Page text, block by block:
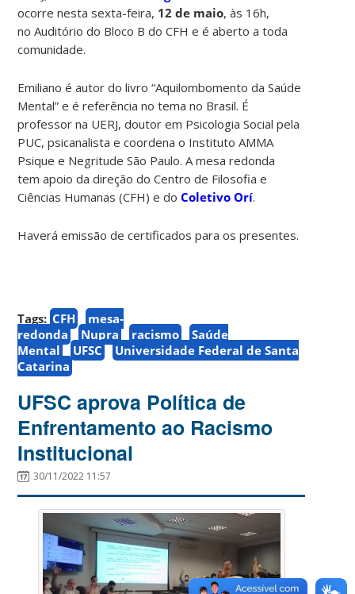
ocorre nesta sexta-feira, 12 de maio, às 16h,
no Auditório do Bloco B do CFH e é aberto a toda
comunidade.
Emiliano é autor do livro “Aquilombomento da Saúde
Mental” e é referência no tema no Brasil. É
professor na UERJ, doutor em Psicologia Social pela
PUC, psicanalista e coordena o Instituto AMMA
Psique e Negritude São Paulo. A mesa redonda
tem apoio da direção do Centro de Filosofia e
Ciências Humanas (CFH) e doColetivo Orí.
Haverá emissão de certificados para os presentes.
Tags: CFH
mesa-
redonda
Nupra racismo
Saúde
Mental
UFSC
Universidade Federal de Santa
Catarina
UFSC aprova Política de
Enfrentamento ao Racismo
Institucional
30/11/2022 11:57